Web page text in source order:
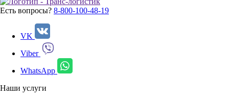
Есть вопросы? 8-800-100-48-19
VK
Viber
WhatsApp
Наши услуги